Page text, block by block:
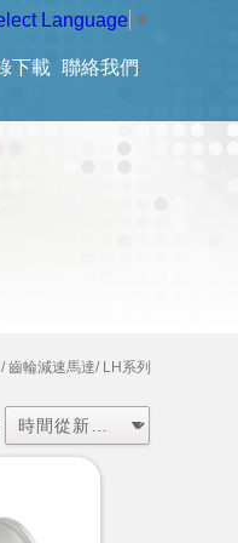
Language ▼
下載 聯絡我們
齒輪減速馬達/ LH系列